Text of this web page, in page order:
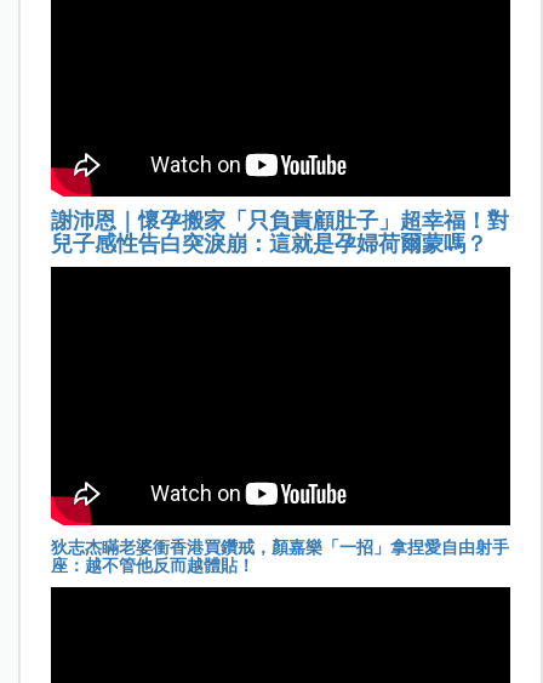
謝沛恩｜懷孕搬家「只負責顧肚子」超幸福！對
兒子感性告白突淚崩：這就是孕婦荷爾蒙嗎？
狄志杰瞞老婆衝香港買鑽戒，顏嘉樂「一招」拿捏愛自由射手
座：越不管他反而越體貼！